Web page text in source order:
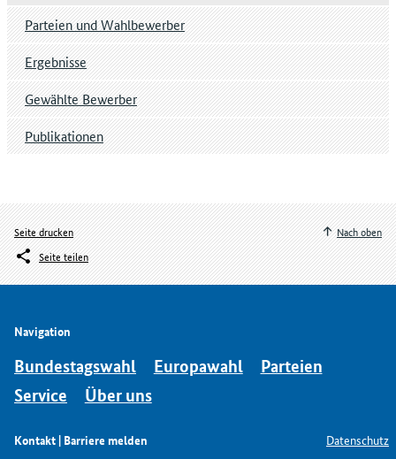
Parteien und Wahlbewerber
Ergebnisse
Gewählte Bewerber
Publikationen
Seite drucken
Seite teilen
Nach oben
Navigation
Bundestagswahl Europawahl
Parteien
Service
Über uns
Kontakt | Barriere melden
Datenschutz